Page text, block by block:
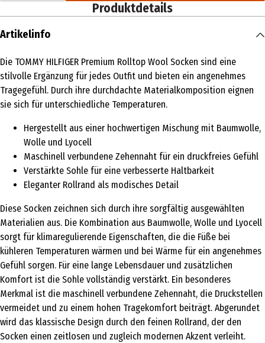
Produktdetails
Artikelinfo
Die TOMMY HILFIGER Premium Rolltop Wool Socken sind eine
stilvolle Ergänzung für jedes Outfit und bieten ein angenehmes
Tragegefühl. Durch ihre durchdachte Materialkomposition eignen
sie sich für unterschiedliche Temperaturen.
Hergestellt aus einer hochwertigen Mischung mit Baumwolle,
Wolle und Lyocell
Maschinell verbundene Zehennaht für ein druckfreies Gefühl
Verstärkte Sohle für eine verbesserte Haltbarkeit
Eleganter Rollrand als modisches Detail
Diese Socken zeichnen sich durch ihre sorgfältig ausgewählten
Materialien aus. Die Kombination aus Baumwolle, Wolle und Lyocell
sorgt für klimaregulierende Eigenschaften, die die Füße bei
kühleren Temperaturen wärmen und bei Wärme für ein angenehmes
Gefühl sorgen. Für eine lange Lebensdauer und zusätzlichen
Komfort ist die Sohle vollständig verstärkt. Ein besonderes
Merkmal ist die maschinell verbundene Zehennaht, die Druckstellen
vermeidet und zu einem hohen Tragekomfort beiträgt. Abgerundet
wird das klassische Design durch den feinen Rollrand, der den
Socken einen zeitlosen und zugleich modernen Akzent verleiht.